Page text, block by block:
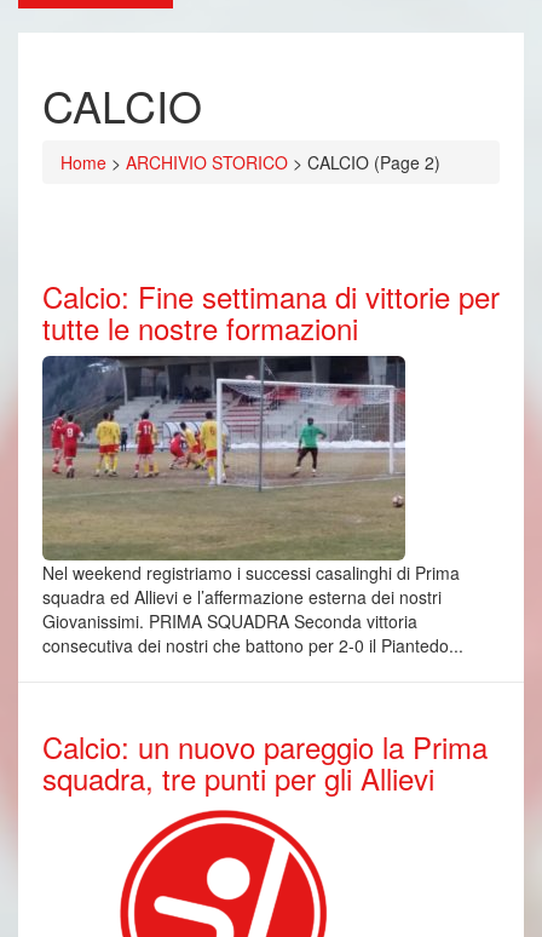
CALCIO
Home > ARCHIVIO STORICO > CALCIO (Page 2)
Calcio: Fine settimana di vittorie per
tutte le nostre formazioni
Nel weekend registriamo i successi casalinghi di Prima
squadra ed Allievi e l’affermazione esterna dei nostri
Giovanissimi. PRIMA SQUADRA Seconda vittoria
consecutiva dei nostri che battono per 2-0 il Piantedo...
Calcio: un nuovo pareggio la Prima
squadra, tre punti per gli Allievi